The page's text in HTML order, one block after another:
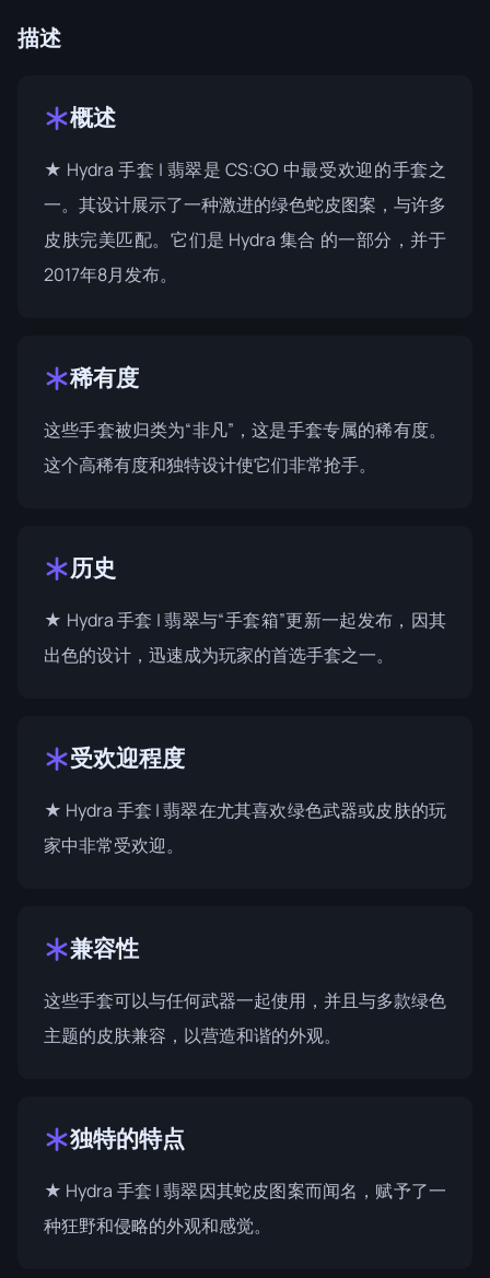
描述
概述
★ Hydra 手套 | 翡翠是 CS:GO 中最受欢迎的手套之
一。其设计展示了一种激进的绿色蛇皮图案，与许多
皮肤完美匹配。它们是 Hydra 集合 的一部分，并于
2017年8月发布。
稀有度
这些手套被归类为“非凡”，这是手套专属的稀有度。
这个高稀有度和独特设计使它们非常抢手。
历史
★ Hydra 手套 | 翡翠与“手套箱”更新一起发布，因其
出色的设计，迅速成为玩家的首选手套之一。
受欢迎程度
★ Hydra 手套 | 翡翠在尤其喜欢绿色武器或皮肤的玩
家中非常受欢迎。
兼容性
这些手套可以与任何武器一起使用，并且与多款绿色
主题的皮肤兼容，以营造和谐的外观。
独特的特点
★ Hydra 手套 | 翡翠因其蛇皮图案而闻名，赋予了一
种狂野和侵略的外观和感觉。